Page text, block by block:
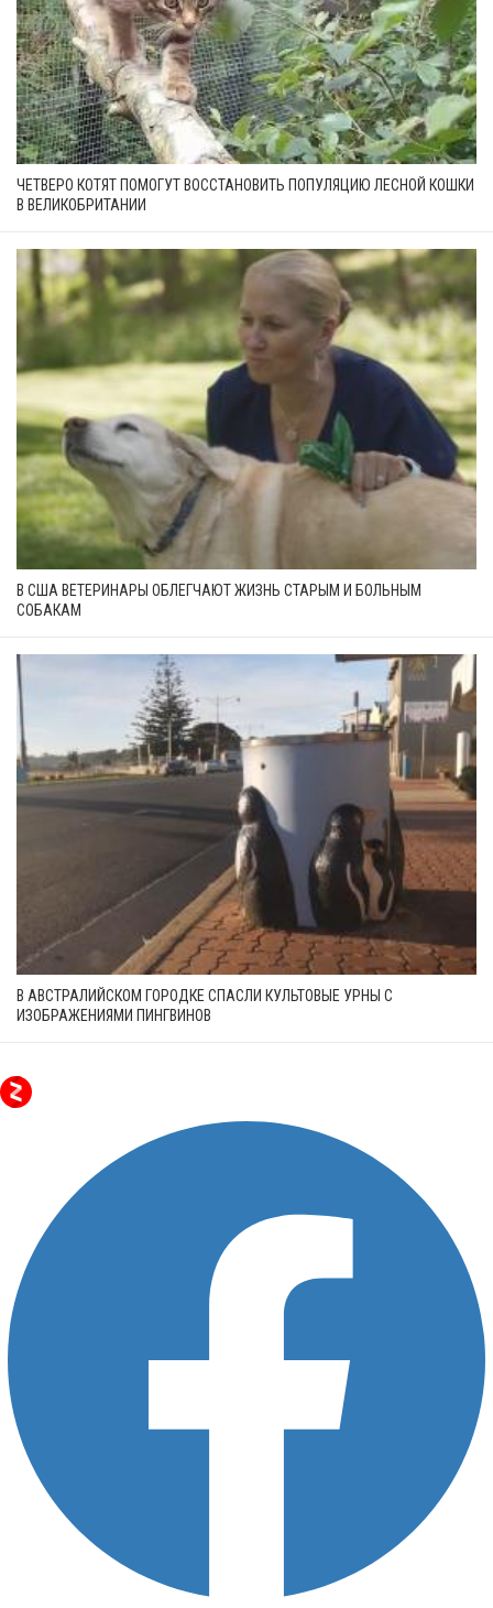
ЧЕТВЕРО КОТЯТ ПОМОГУТ ВОССТАНОВИТЬ ПОПУЛЯЦИЮ ЛЕСНОЙ КОШКИ
В ВЕЛИКОБРИТАНИИ
В США ВЕТЕРИНАРЫ ОБЛЕГЧАЮТ ЖИЗНЬ СТАРЫМ И БОЛЬНЫМ
СОБАКАМ
В АВСТРАЛИЙСКОМ ГОРОДКЕ СПАСЛИ КУЛЬТОВЫЕ УРНЫ С
ИЗОБРАЖЕНИЯМИ ПИНГВИНОВ